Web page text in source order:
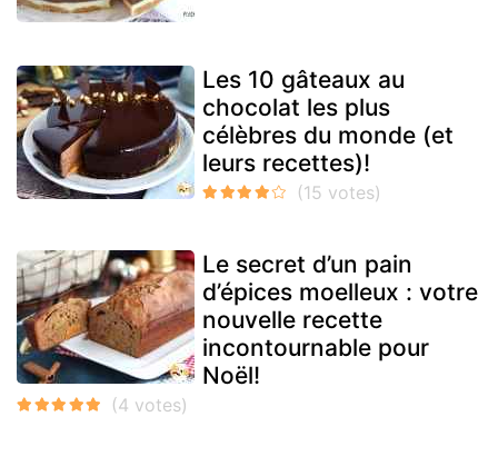
Les 10 gâteaux au
chocolat les plus
célèbres du monde (et
leurs recettes)!
Le secret d’un pain
d’épices moelleux : votre
nouvelle recette
incontournable pour
Noël!